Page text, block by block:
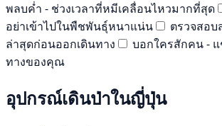
พลบค่ำ - ช่วงเวลาที่หมีเคลื่อนไหวมากที่สุด
อย่าเข้าไปในพืชพันธุ์หนาแน่น
ตรวจสอ
ล่าสุดก่อนออกเดินทาง
บอกใครสักคน -
ทางของคุณ
อุปกรณ์เดินป่าในญี่ปุ่น